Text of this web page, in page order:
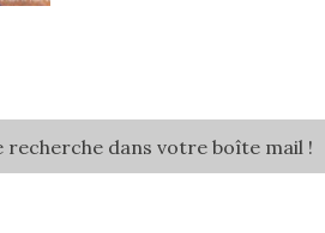
recherche dans votre boîte mail !